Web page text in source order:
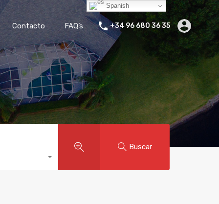
Vacacional Blog Empresa Contacto
FAQ’s
Contacto
FAQ’s +34 96 680 36 35
Buscar
Spanish